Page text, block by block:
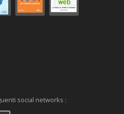
social networks :